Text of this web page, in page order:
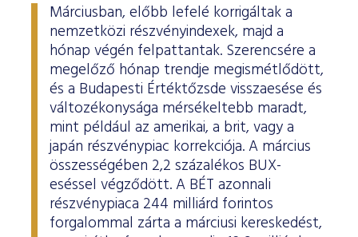
Márciusban, előbb lefelé korrigáltak a
nemzetközi részvényindexek, majd a
hónap végén felpattantak. Szerencsére a
megelőző hónap trendje megismétlődött,
és a Budapesti Értéktőzsde visszaesése és
változékonysága mérsékeltebb maradt,
mint például az amerikai, a brit, vagy a
japán részvénypiac korrekciója. A március
összességében 2,2 százalékos BUX-
eséssel végződött. A BÉT azonnali
részvénypiaca 244 milliárd forintos
forgalommal zárta a márciusi kereskedést,